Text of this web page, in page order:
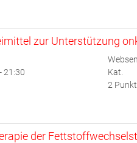
zur Unterstützung
21:30
Kat.
2
der